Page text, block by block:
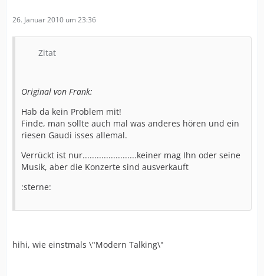
26. Januar 2010 um 23:36
Zitat
Original von Frank:
Hab da kein Problem mit!
Finde, man sollte auch mal was anderes hören und ein
riesen Gaudi isses allemal.
Verrückt ist nur.......................keiner mag Ihn oder seine
Musik, aber die Konzerte sind ausverkauft
:sterne:
hihi, wie einstmals \"Modern Talking\"